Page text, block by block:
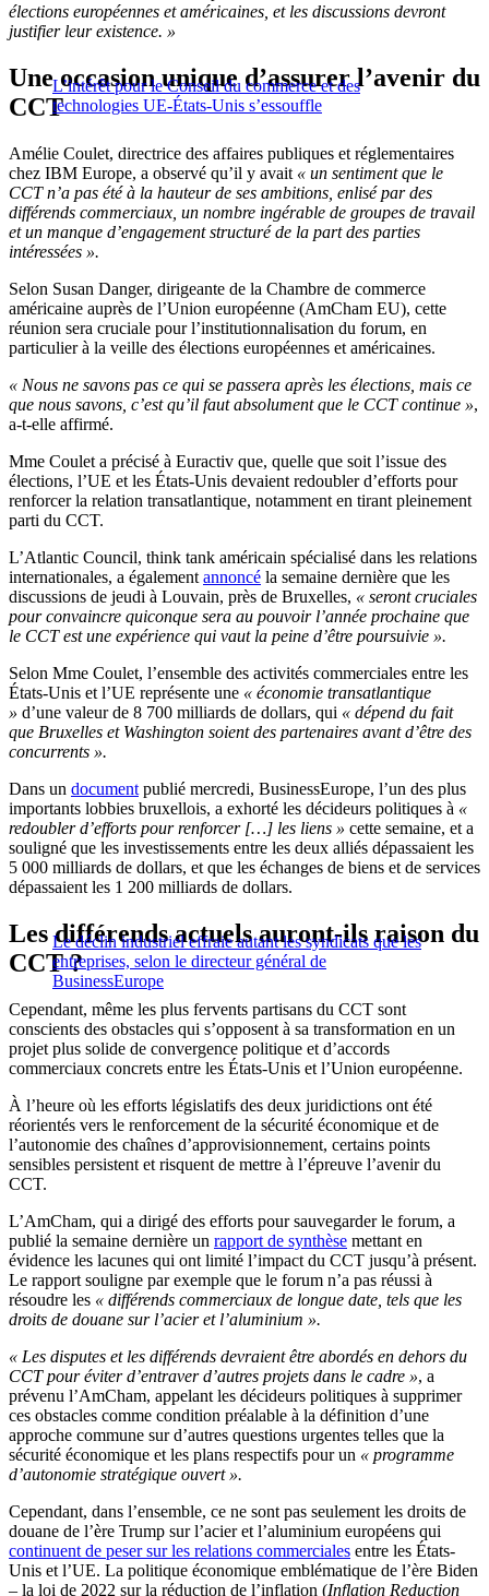
élections européennes et américaines, et les discussions devront
justifier leur existence. »
L’intérêt pour le Conseil du commerce et des
technologies UE-États-Unis s’essouffle
Une occasion unique d’assurer l’avenir du
CCT
Amélie Coulet, directrice des affaires publiques et réglementaires
chez IBM Europe, a observé qu’il y avait « un sentiment que le
CCT n’a pas été à la hauteur de ses ambitions, enlisé par des
différends commerciaux, un nombre ingérable de groupes de travail
et un manque d’engagement structuré de la part des parties
intéressées ».
Selon Susan Danger, dirigeante de la Chambre de commerce
américaine auprès de l’Union européenne (AmCham EU), cette
réunion sera cruciale pour l’institutionnalisation du forum, en
particulier à la veille des élections européennes et américaines.
« Nous ne savons pas ce qui se passera après les élections, mais ce
que nous savons, c’est qu’il faut absolument que le CCT continue »,
a-t-elle affirmé.
Mme Coulet a précisé à Euractiv que, quelle que soit l’issue des
élections, l’UE et les États-Unis devaient redoubler d’efforts pour
renforcer la relation transatlantique, notamment en tirant pleinement
parti du CCT.
L’Atlantic Council, think tank américain spécialisé dans les relations
internationales, a également annoncé la semaine dernière que les
discussions de jeudi à Louvain, près de Bruxelles, « seront cruciales
pour convaincre quiconque sera au pouvoir l’année prochaine que
le CCT est une expérience qui vaut la peine d’être poursuivie ».
Selon Mme Coulet, l’ensemble des activités commerciales entre les
États-Unis et l’UE représente une « économie transatlantique
» d’une valeur de 8 700 milliards de dollars, qui « dépend du fait
que Bruxelles et Washington soient des partenaires avant d’être des
concurrents ».
Dans un document publié mercredi, BusinessEurope, l’un des plus
importants lobbies bruxellois, a exhorté les décideurs politiques à «
redoubler d’efforts pour renforcer […] les liens » cette semaine, et a
souligné que les investissements entre les deux alliés dépassaient les
5 000 milliards de dollars, et que les échanges de biens et de services
dépassaient les 1 200 milliards de dollars.
Le déclin industriel effraie autant les syndicats que les
entreprises, selon le directeur général de
BusinessEurope
Les différends actuels auront-ils raison du
CCT ?
Cependant, même les plus fervents partisans du CCT sont
conscients des obstacles qui s’opposent à sa transformation en un
projet plus solide de convergence politique et d’accords
commerciaux concrets entre les États-Unis et l’Union européenne.
À l’heure où les efforts législatifs des deux juridictions ont été
réorientés vers le renforcement de la sécurité économique et de
l’autonomie des chaînes d’approvisionnement, certains points
sensibles persistent et risquent de mettre à l’épreuve l’avenir du
CCT.
L’AmCham, qui a dirigé des efforts pour sauvegarder le forum, a
publié la semaine dernière un rapport de synthèse mettant en
évidence les lacunes qui ont limité l’impact du CCT jusqu’à présent.
Le rapport souligne par exemple que le forum n’a pas réussi à
résoudre les « différends commerciaux de longue date, tels que les
droits de douane sur l’acier et l’aluminium ».
« Les disputes et les différends devraient être abordés en dehors du
CCT pour éviter d’entraver d’autres projets dans le cadre », a
prévenu l’AmCham, appelant les décideurs politiques à supprimer
ces obstacles comme condition préalable à la définition d’une
approche commune sur d’autres questions urgentes telles que la
sécurité économique et les plans respectifs pour un « programme
d’autonomie stratégique ouvert ».
Cependant, dans l’ensemble, ce ne sont pas seulement les droits de
douane de l’ère Trump sur l’acier et l’aluminium européens qui
continuent de peser sur les relations commerciales entre les États-
Unis et l’UE. La politique économique emblématique de l’ère Biden
– la loi de 2022 sur la réduction de l’inflation (Inflation Reduction